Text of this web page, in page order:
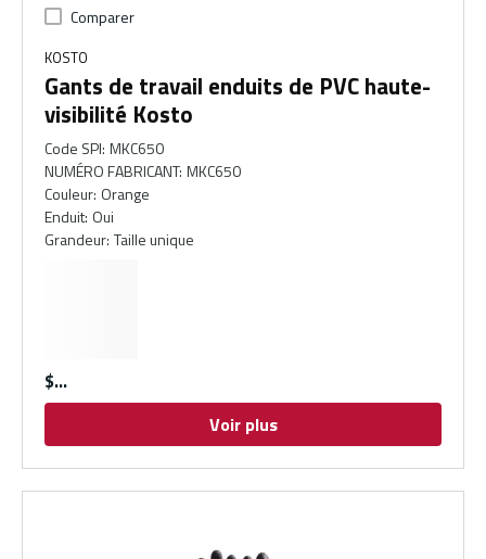
Comparer
KOSTO
Gants de travail enduits de PVC haute-
visibilité Kosto
Code SPI: MKC650
NUMÉRO FABRICANT: MKC650
Couleur: Orange
Enduit: Oui
Grandeur: Taille unique
$
Voir plus